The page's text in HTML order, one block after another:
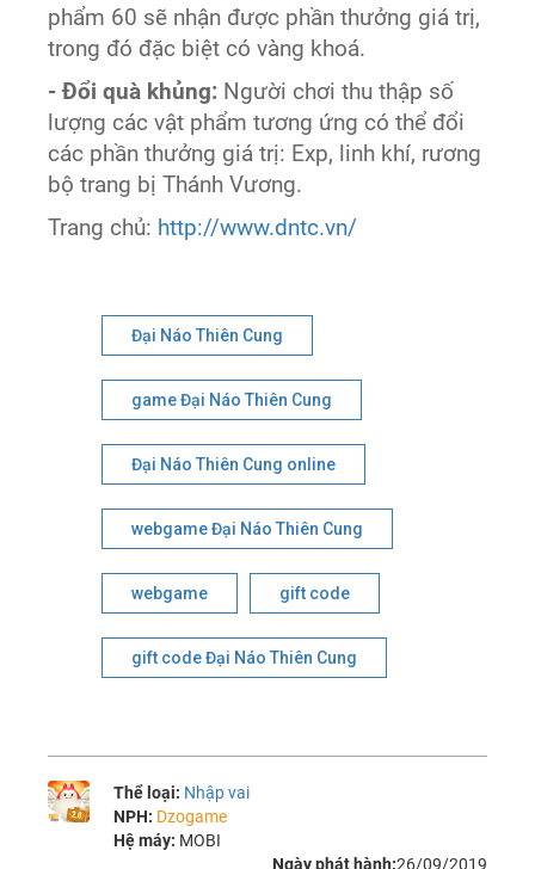
phẩm 60 sẽ nhận được phần thưởng giá trị,
trong đó đặc biệt có vàng khoá.
- Đổi quà khủng: Người chơi thu thập số
lượng các vật phẩm tương ứng có thể đổi
các phần thưởng giá trị: Exp, linh khí, rương
bộ trang bị Thánh Vương.
Trang chủ: http://www.dntc.vn/
Đại Náo Thiên Cung
game Đại Náo Thiên Cung
Đại Náo Thiên Cung online
webgame Đại Náo Thiên Cung
webgame gift code
gift code Đại Náo Thiên Cung
Thể loại: Nhập vai
NPH: Dzogame
Hệ máy: MOBI
Ngày phát hành:26/09/2019